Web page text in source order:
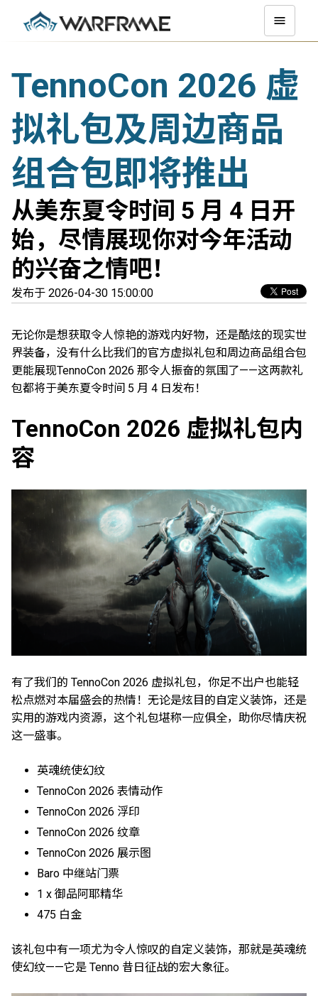
TennoCon 2026 虚
拟礼包及周边商品
组合包即将推出
从美东夏令时间 5 月 4 日开
始，尽情展现你对今年活动
的兴奋之情吧！
发布于 2026-04-30 15:00:00
无论你是想获取令人惊艳的游戏内好物，还是酷炫的现实世
界装备，没有什么比我们的官方虚拟礼包和周边商品组合包
更能展现TennoCon 2026 那令人振奋的氛围了——这两款礼
包都将于美东夏令时间 5 月 4 日发布！
TennoCon 2026 虚拟礼包内
容
有了我们的 TennoCon 2026 虚拟礼包，你足不出户也能轻
松点燃对本届盛会的热情！无论是炫目的自定义装饰，还是
实用的游戏内资源，这个礼包堪称一应俱全，助你尽情庆祝
这一盛事。
英魂统使幻纹
TennoCon 2026 表情动作
TennoCon 2026 浮印
TennoCon 2026 纹章
TennoCon 2026 展示图
Baro 中继站门票
1 x 御品阿耶精华
475 白金
该礼包中有一项尤为令人惊叹的自定义装饰，那就是英魂统
使幻纹——它是 Tenno 昔日征战的宏大象征。